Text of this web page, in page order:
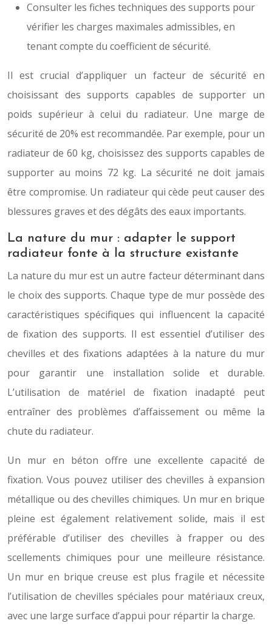
Consulter les fiches techniques des supports pour
vérifier les charges maximales admissibles, en
tenant compte du coefficient de sécurité.
Il est crucial d’appliquer un facteur de sécurité en
choisissant des supports capables de supporter un
poids supérieur à celui du radiateur. Une marge de
sécurité de 20% est recommandée. Par exemple, pour un
radiateur de 60 kg, choisissez des supports capables de
supporter au moins 72 kg. La sécurité ne doit jamais
être compromise. Un radiateur qui cède peut causer des
blessures graves et des dégâts des eaux importants.
La nature du mur : adapter le support
radiateur fonte à la structure existante
La nature du mur est un autre facteur déterminant dans
le choix des supports. Chaque type de mur possède des
caractéristiques spécifiques qui influencent la capacité
de fixation des supports. Il est essentiel d’utiliser des
chevilles et des fixations adaptées à la nature du mur
pour garantir une installation solide et durable.
L’utilisation de matériel de fixation inadapté peut
entraîner des problèmes d’affaissement ou même la
chute du radiateur.
Un mur en béton offre une excellente capacité de
fixation. Vous pouvez utiliser des chevilles à expansion
métallique ou des chevilles chimiques. Un mur en brique
pleine est également relativement solide, mais il est
préférable d’utiliser des chevilles à frapper ou des
scellements chimiques pour une meilleure résistance.
Un mur en brique creuse est plus fragile et nécessite
l’utilisation de chevilles spéciales pour matériaux creux,
avec une large surface d’appui pour répartir la charge.